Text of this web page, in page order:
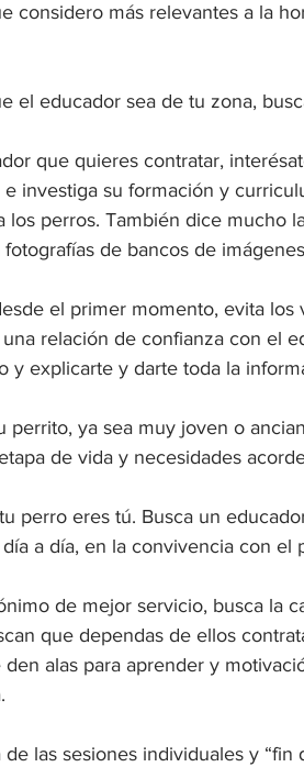
considero más relevantes a la
el educador sea de tu zona,
que quieres contratar,
investiga su formación y
los perros. También dice mucho
de bancos de
el primer momento, evita
relación de confianza con el
y explicarte y darte toda la
perrito, ya sea muy joven o
de vida y necesidades
perro eres tú. Busca un
a día, en la convivencia con el
de mejor servicio, busca la
que dependas de ellos
alas para aprender y
las sesiones individuales y “fin